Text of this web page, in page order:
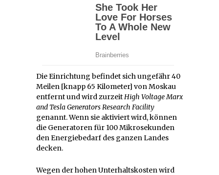
Die Einrichtung befindet sich ungefähr 40
Meilen [knapp 65 Kilometer] von Moskau
entfernt und wird zurzeitHigh Voltage Marx
and Tesla Generators Research Facility
genannt. Wenn sie aktiviert wird, können
die Generatoren für 100 Mikrosekunden
den Energiebedarf des ganzen Landes
decken.
Wegen der hohen Unterhaltskosten wird